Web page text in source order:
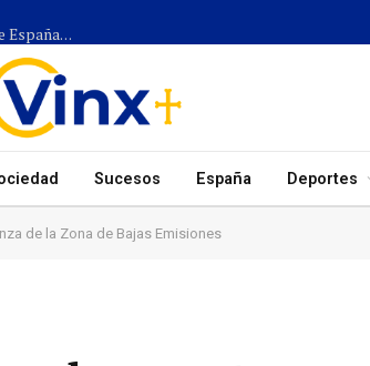
Más de 1.300 efectivos participarán en el dispositivo coordinado entre el Gobierno de España, el Principado de Asturias y los ayuntamientos para el eclipse del 12 de agosto
Sucesos España Deportes
de la Zona de Bajas Emisiones